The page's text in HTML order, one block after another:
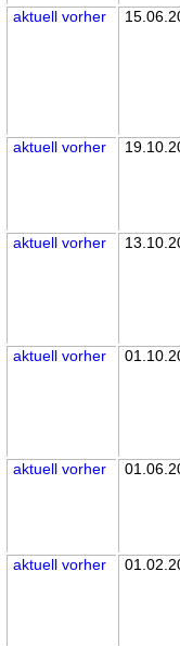
aktuell vorher
aktuell vorher
aktuell vorher
aktuell vorher
aktuell vorher
aktuell vorher